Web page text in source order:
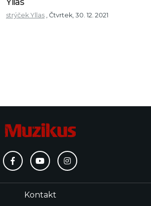
strýček Yllas , Čtvrtek, 30. 12. 2021
Kontakt